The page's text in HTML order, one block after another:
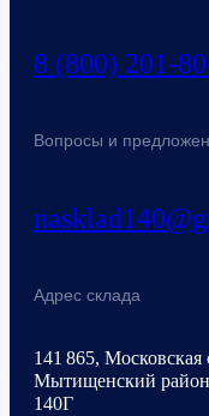
8 (800) 201-
Вопросы и
Адрес склада
141 865, Московская
Мытищенский
140Г